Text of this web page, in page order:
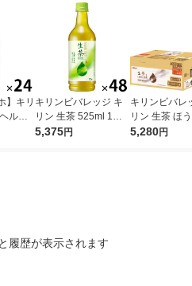
】キリ
ルシ
リム
キリンビバレッジ キ
リン 生茶 525ml 1セ
ット（48本） お茶 緑
5,375円
キリンビバレ
リン 生茶 ほ
ベルレス
5,280円
履歴が表示されます